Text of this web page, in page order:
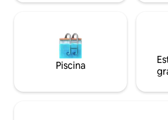
Piscina